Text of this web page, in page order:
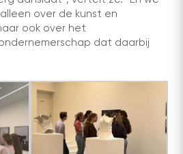
over de kunst en
ook over het
dat daarbij